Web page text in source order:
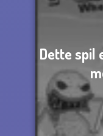
Dette spil